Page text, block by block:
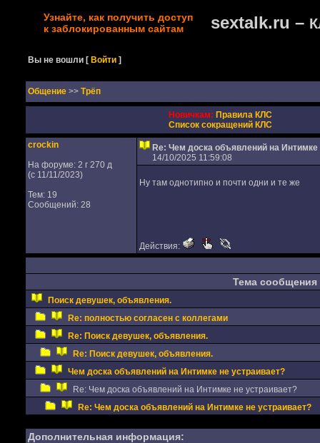
Узнайте, как получить доступ
к заблокированным сайтам
sextalk.ru –
Вы не вошли [Войти ]
Oбщение >> Трёп
Новичкам: Правила КЛС
Список сокращений КЛС
crockin
На форуме: 2 г 270 д
(с 11/11/2023)
Тем: 19
Сообщений: 28
Re: Чем доска объявлений на Интимке
14/10/2025 11:59:08
Ну там однотипно и почти одни и те же
Действия:
Тема сообщения
Поиск девушек, объявления.
Re: полностью согласен с коллегами
Re: Поиск девушек, объявления.
Re: Поиск девушек, объявления.
Чем доска объявлений на Интимке не устраивает?
Re: Чем доска объявлений на Интимке не устраивает?
Re: Чем доска объявлений на Интимке не устраивает?
Дополнительная информация: